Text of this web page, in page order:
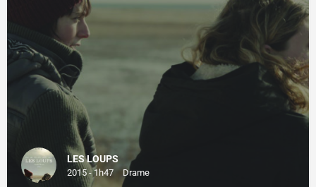
LES LOUPS
2015 - 1h47 Drame